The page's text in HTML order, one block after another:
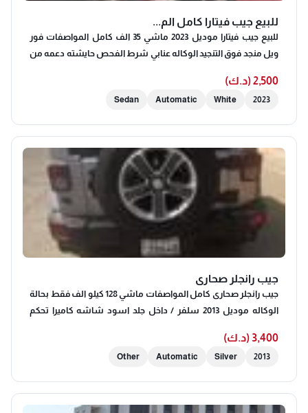
للبيع جيب فيتارا كامل الم...
للبيع جيب فيتارا موديل 2023 ماشي 35 الف كامل المواصفات فور
ويل منجد فوق التنجيد الوكاله عنابي شرط الفحص حايشته دعمه من
2,500 (د.ك)
2023
White
Automatic
Sedan
جيب رانجلر صحارى
جيب رانجلر صحارى كامل المواصفات ماشي 128 كيلو الف فقط بحالة
الوكاله موديل 2013 سلفر / داخل جلد اسود شاشه كاميرا تحكم
للمساومه للتواصل فقط واتس اب 5/5/0/3/7/7/2/6
3,400 (د.ك)
2013
Silver
Automatic
Other